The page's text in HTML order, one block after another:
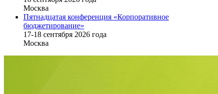
Москва
Пятнадцатая конференция «Корпоративное
бюджетирование»
17-18 сентября 2026 года
Москва